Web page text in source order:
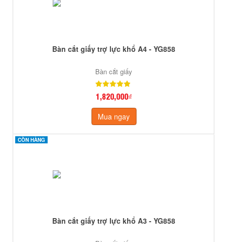
Bàn cắt giấy trợ lực khổ A4 - YG858
Bàn cắt giấy
1,820,000₫
Mua ngay
CÒN HÀNG
CÒN HÀNG
Bàn cắt giấy trợ lực khổ A3 - YG858